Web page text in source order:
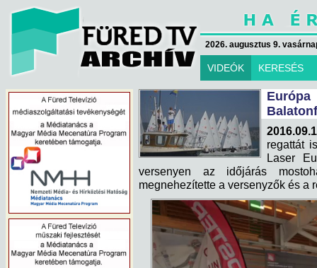
2026. augusztus 9.
VIDEÓK KERESÉS
regattát
Laser
versenyen az időjárás
megnehezítette a versenyzők és a